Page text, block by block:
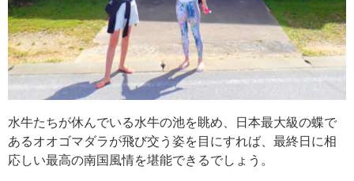
水牛たちが休んでいる水牛の池を眺め、日本最大級の蝶で
あるオオゴマダラが飛び交う姿を目にすれば、最終日に相
応しい最高の南国風情を堪能できるでしょう。